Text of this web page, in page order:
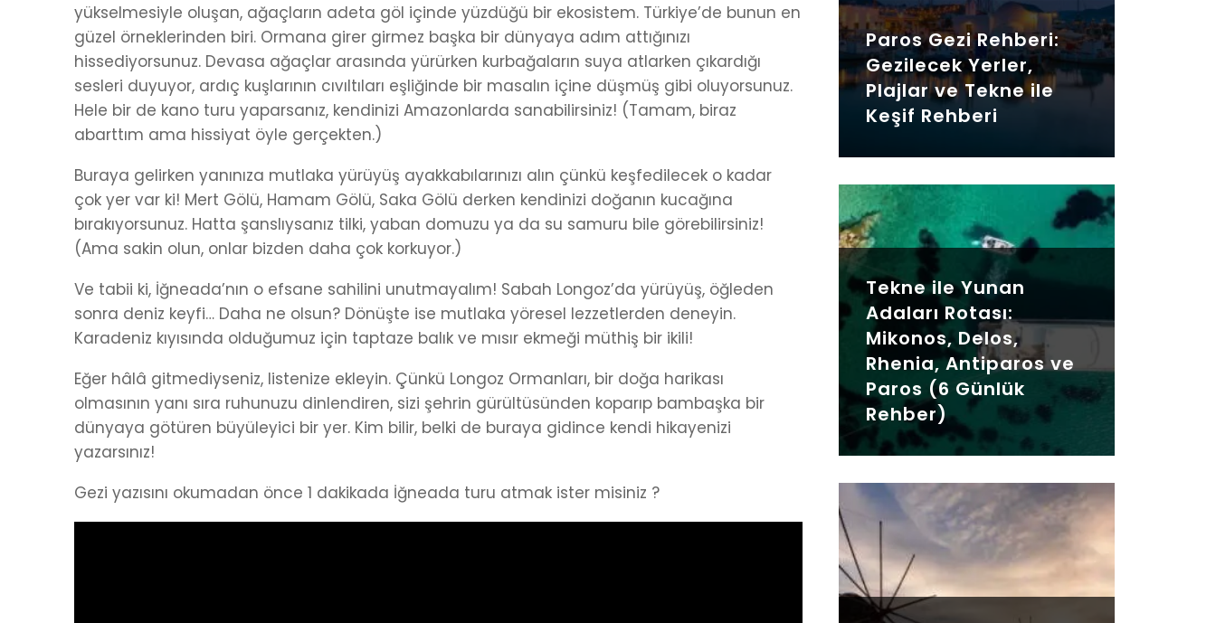
yükselmesiyle oluşan, ağaçların adeta göl içinde yüzdüğü bir ekosistem. Türkiye’de bunun en
güzel örneklerinden biri. Ormana girer girmez başka bir dünyaya adım attığınızı
hissediyorsunuz. Devasa ağaçlar arasında yürürken kurbağaların suya atlarken çıkardığı
sesleri duyuyor, ardıç kuşlarının cıvıltıları eşliğinde bir masalın içine düşmüş gibi oluyorsunuz.
Hele bir de kano turu yaparsanız, kendinizi Amazonlarda sanabilirsiniz! (Tamam, biraz
abarttım ama hissiyat öyle gerçekten.)
Buraya gelirken yanınıza mutlaka yürüyüş ayakkabılarınızı alın çünkü keşfedilecek o kadar
çok yer var ki! Mert Gölü, Hamam Gölü, Saka Gölü derken kendinizi doğanın kucağına
bırakıyorsunuz. Hatta şanslıysanız tilki, yaban domuzu ya da su samuru bile görebilirsiniz!
(Ama sakin olun, onlar bizden daha çok korkuyor.)
Ve tabii ki, İğneada’nın o efsane sahilini unutmayalım! Sabah Longoz’da yürüyüş, öğleden
sonra deniz keyfi… Daha ne olsun? Dönüşte ise mutlaka yöresel lezzetlerden deneyin.
Karadeniz kıyısında olduğumuz için taptaze balık ve mısır ekmeği müthiş bir ikili!
Eğer hâlâ gitmediyseniz, listenize ekleyin. Çünkü Longoz Ormanları, bir doğa harikası
olmasının yanı sıra ruhunuzu dinlendiren, sizi şehrin gürültüsünden koparıp bambaşka bir
dünyaya götüren büyüleyici bir yer. Kim bilir, belki de buraya gidince kendi hikayenizi
yazarsınız!
Gezi yazısını okumadan önce 1 dakikada İğneada turu atmak ister misiniz ?
Paros Gezi Rehberi:
Gezilecek Yerler,
Plajlar ve Tekne ile
Keşif Rehberi
Tekne ile Yunan
Adaları Rotası:
Mikonos, Delos,
Rhenia, Antiparos ve
Paros (6 Günlük
Rehber)